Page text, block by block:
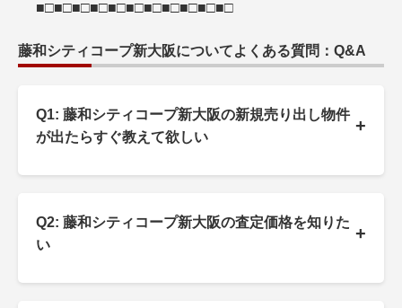
■□■□■□■□■□■□■□■□■□■□■□
藤和シティコープ新大阪についてよくある質問：Q&A
Q1: 藤和シティコープ新大阪の新規売り出し物件
が出たらすぐ教えて欲しい
+
Q2: 藤和シティコープ新大阪の査定価格を知りた
い
+